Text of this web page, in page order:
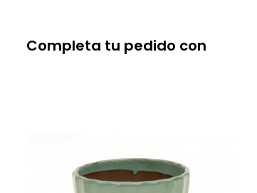
Completa tu pedido con